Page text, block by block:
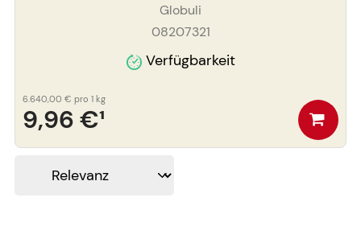
Globuli
08207321
Verfügbarkeit
9,96 €¹
6.640,00 € pro 1 kg